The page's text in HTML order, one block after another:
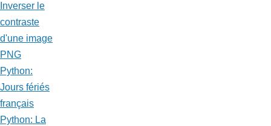
Inverser le
contraste
d'une image
PNG
Python:
Jours fériés
français
Python: La